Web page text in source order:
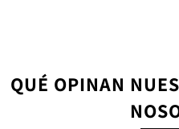
QUÉ OPINAN